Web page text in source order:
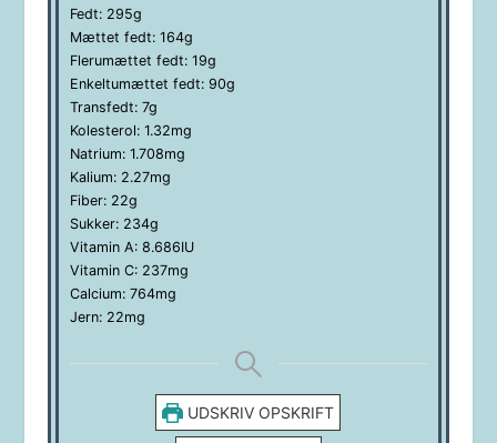
Fedt: 295g
Mættet fedt: 164g
Flerumættet fedt: 19g
Enkeltumættet fedt: 90g
Transfedt: 7g
Kolesterol: 1.32mg
Natrium: 1.708mg
Kalium: 2.27mg
Fiber: 22g
Sukker: 234g
Vitamin A: 8.686IU
Vitamin C: 237mg
Calcium: 764mg
Jern: 22mg
UDSKRIV OPSKRIFT